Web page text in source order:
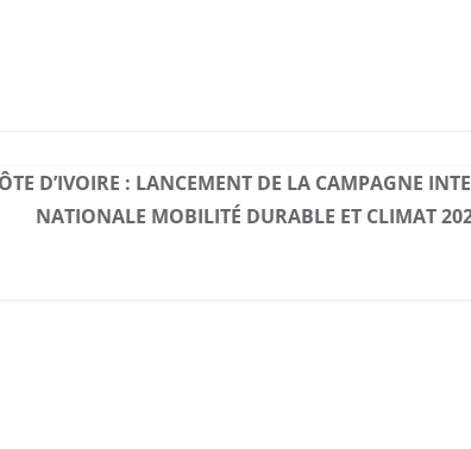
D’IVOIRE : LANCEMENT DE LA CAMPAGNE
NATIONALE MOBILITÉ DURABLE ET CLIMAT